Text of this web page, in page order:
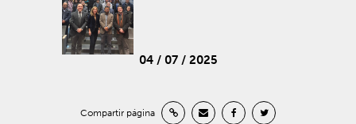
04 / 07 / 2025
Compartir página